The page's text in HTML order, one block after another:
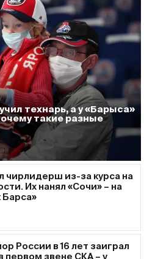
технарь, а у «Барыса»
такие разные
чирлидерш из-за курса на
Их нанял «Сочи» – на
Барса»
России в 16 лет заиграл
первом звене СКА – у